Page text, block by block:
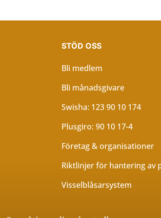
STÖD OSS
Bli medlem
Bli månadsgivare
Swisha: 123 90 10 174
Plusgiro: 90 10 17-4
Företag & organisationer
Riktlinjer för hantering av
Visselblåsarsystem